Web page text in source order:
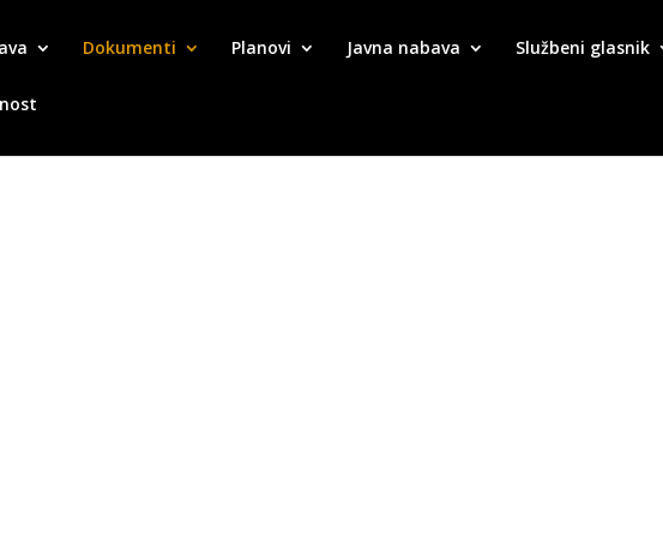
Dokumenti Planovi Javna nabava Službeni glasnik
boda